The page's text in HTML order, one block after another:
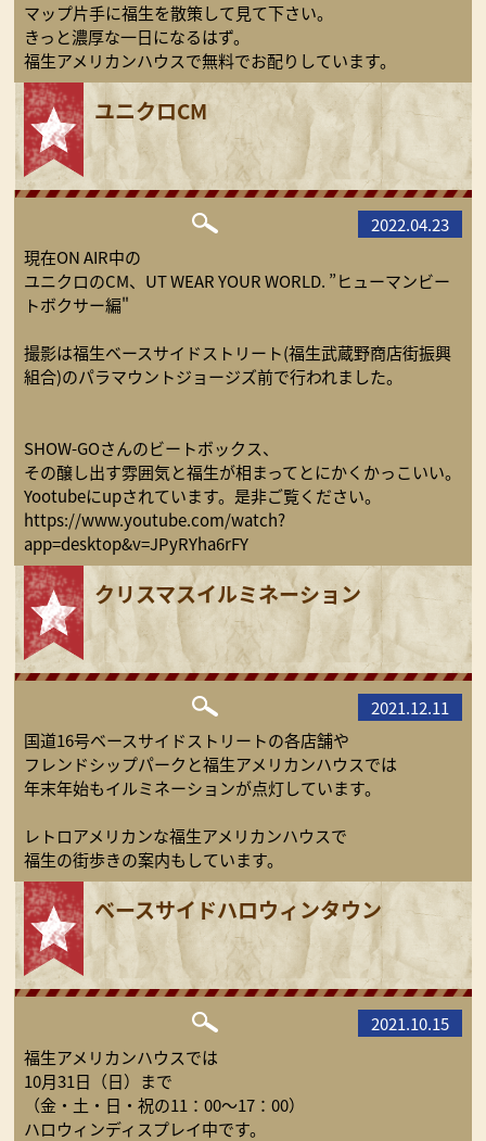
マップ片手に福生を散策して見て下さい。
きっと濃厚な一日になるはず。
福生アメリカンハウスで無料でお配りしています。
ユニクロCM
2022.04.23
現在ON AIR中の
ユニクロのCM、UT WEAR YOUR WORLD. ”ヒューマンビー
トボクサー編"
撮影は福生ベースサイドストリート(福生武蔵野商店街振興
組合)のパラマウントジョージズ前で行われました。
SHOW-GOさんのビートボックス、
その醸し出す雰囲気と福生が相まってとにかくかっこいい。
Yootubeにupされています。是非ご覧ください。
https://www.youtube.com/watch?
app=desktop&v=JPyRYha6rFY
クリスマスイルミネーション
2021.12.11
国道16号ベースサイドストリートの各店舗や
フレンドシップパークと福生アメリカンハウスでは
年末年始もイルミネーションが点灯しています。
レトロアメリカンな福生アメリカンハウスで
福生の街歩きの案内もしています。
ベースサイドハロウィンタウン
2021.10.15
福生アメリカンハウスでは
10月31日（日）まで
（金・土・日・祝の11：00〜17：00）
ハロウィンディスプレイ中です。